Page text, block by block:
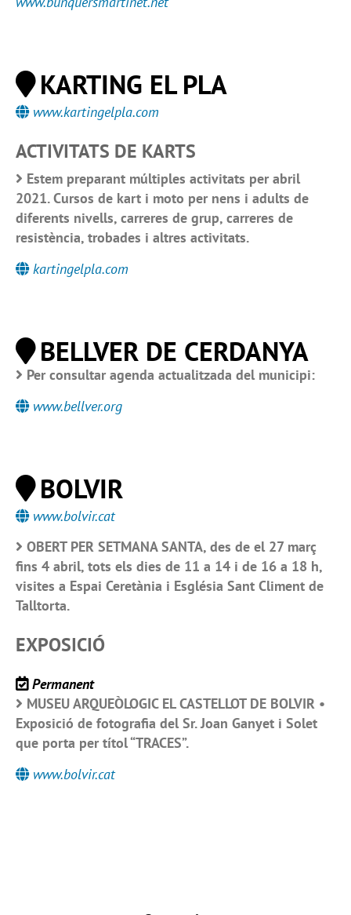
KARTING EL PLA
www.kartingelpla.com
ACTIVITATS DE KARTS
Estem preparant múltiples activitats per abril
2021. Cursos de kart i moto per nens i adults de
diferents nivells, carreres de grup, carreres de
resistència, trobades i altres activitats.
kartingelpla.com
BELLVER DE CERDANYA
Per consultar agenda actualitzada del municipi:
www.bellver.org
BOLVIR
www.bolvir.cat
OBERT PER SETMANA SANTA, des de el 27 març
fins 4 abril, tots els dies de 11 a 14 i de 16 a 18 h,
visites a Espai Ceretània i Església Sant Climent de
Talltorta.
EXPOSICIÓ
Permanent
MUSEU ARQUEÒLOGIC EL CASTELLOT DE BOLVIR •
Exposició de fotografia del Sr. Joan Ganyet i Solet
que porta per títol “TRACES”.
www.bolvir.cat